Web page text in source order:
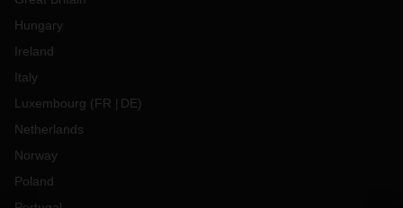
Hungary
Ireland
Italy
Luxembourg (FR DE)
Netherlands
Norway
Poland